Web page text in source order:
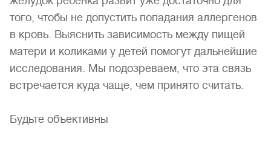
того, чтобы не допустить попадания аллергенов
в кровь. Выяснить зависимость между пищей
матери и коликами у детей помогут дальнейшие
исследования. Мы подозреваем, что эта связь
встречается куда чаще, чем принято считать.
Будьте объективны